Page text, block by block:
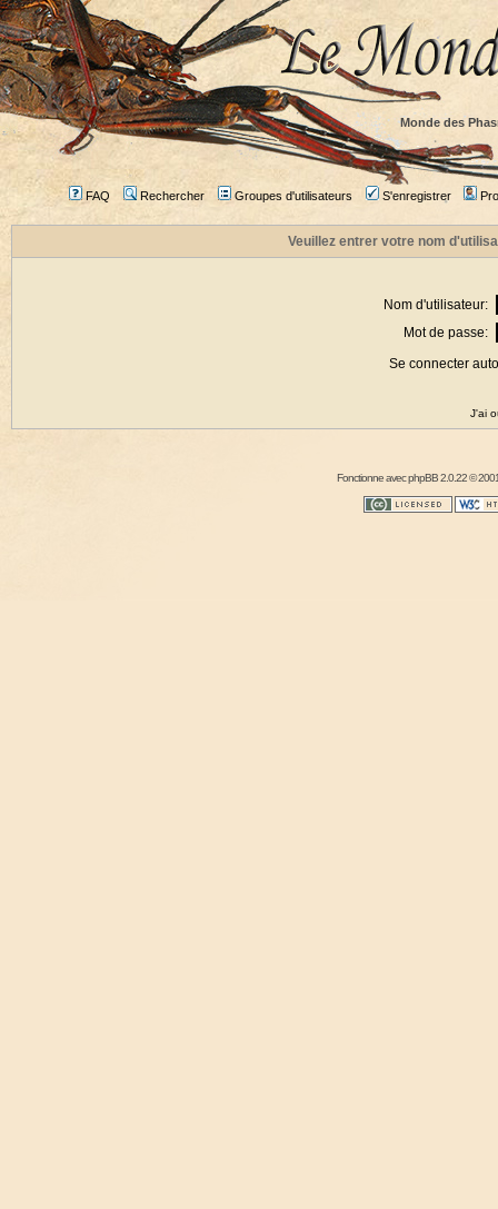
Monde des
FAQ Rechercher Groupes d'utilisateurs S'enregistrer
Veuillez entrer votre nom
Nom d'utilisateur:
Mot de passe:
Se connecter
J'ai
Fonctionne avecphpBB2.0.22 ©